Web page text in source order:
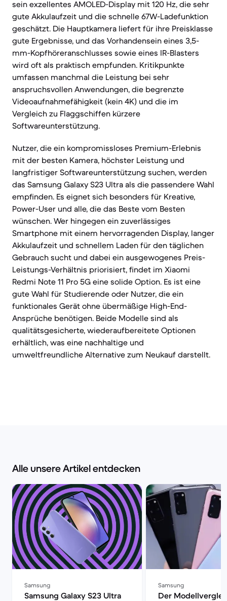
sein exzellentes AMOLED-Display mit 120 Hz, die sehr
gute Akkulaufzeit und die schnelle 67W-Ladefunktion
geschätzt. Die Hauptkamera liefert für ihre Preisklasse
gute Ergebnisse, und das Vorhandensein eines 3,5-
mm-Kopfhöreranschlusses sowie eines IR-Blasters
wird oft als praktisch empfunden. Kritikpunkte
umfassen manchmal die Leistung bei sehr
anspruchsvollen Anwendungen, die begrenzte
Videoaufnahmefähigkeit (kein 4K) und die im
Vergleich zu Flaggschiffen kürzere
Softwareunterstützung.
Nutzer, die ein kompromissloses Premium-Erlebnis
mit der besten Kamera, höchster Leistung und
langfristiger Softwareunterstützung suchen, werden
das Samsung Galaxy S23 Ultra als die passendere Wahl
empfinden. Es eignet sich besonders für Kreative,
Power-User und alle, die das Beste vom Besten
wünschen. Wer hingegen ein zuverlässiges
Smartphone mit einem hervorragenden Display, langer
Akkulaufzeit und schnellem Laden für den täglichen
Gebrauch sucht und dabei ein ausgewogenes Preis-
Leistungs-Verhältnis priorisiert, findet im Xiaomi
Redmi Note 11 Pro 5G eine solide Option. Es ist eine
gute Wahl für Studierende oder Nutzer, die ein
funktionales Gerät ohne übermäßige High-End-
Ansprüche benötigen. Beide Modelle sind als
qualitätsgesicherte, wiederaufbereitete Optionen
erhältlich, was eine nachhaltige und
umweltfreundliche Alternative zum Neukauf darstellt.
Alle unsere Artikel entdecken
Samsung
Samsung Galaxy S23 Ultra
Samsung
Der